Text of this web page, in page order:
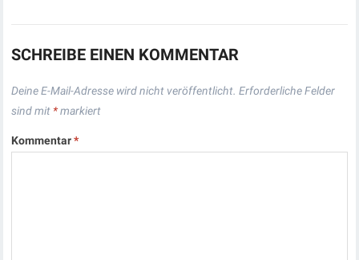
SCHREIBE EINEN KOMMENTAR
Deine E-Mail-Adresse wird nicht veröffentlicht. Erforderliche Felder
sind mit *markiert
Kommentar*